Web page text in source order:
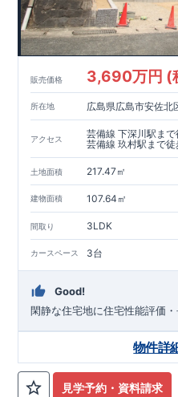
販売価格 3,690万円 (
所在地 広島県広島市安佐北
アクセス
芸備線 下深川駅ま
芸備線 玖村駅まで
土地面積 217.47㎡
建物面積 107.64㎡
間取り 3LDK
カースペース 3台
Good!
閑静な住宅地に住宅性能評価
見学予約・資料請求
物件詳